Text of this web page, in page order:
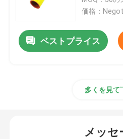
カテーネリーGRP製品
価格：
ベストプライス
多くを見て
メッセ